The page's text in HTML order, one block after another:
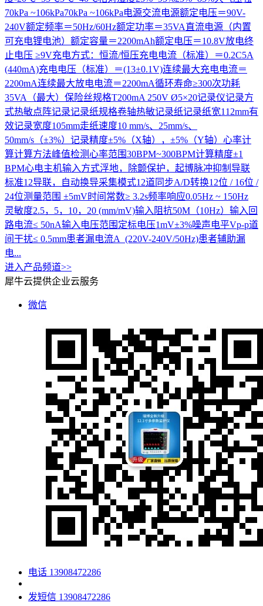
70kPa ~106kPa70kPa ~106kPa电源交流电源额定电压＝90V-
240V额定频率＝50Hz/60Hz额定功率＝35VA直流电源（内置
可充电锂电池）额定容量＝2200mAh额定电压＝10.8V放电终
止电压 ≥9V充电方式：恒流/恒压充电电流（标准）＝0.2C5A
(440mA)充电电压（标准）＝(13±0.1V)连续最大充电电流＝
2200mA连续最大放电电流＝2200mA循环寿命≥300次功耗
35VA（最大）保险丝规格T200mA 250V Ø5×20记录仪记录方
式热敏点阵记录记录纸规格卷轴热敏记录纸记录纸宽112mm有
效记录宽度105mm走纸速度10 mm/s、25mm/s、
50mm/s（±3%）记录精度±5%（X轴），±5%（Y轴）心率计
算计算方法峰值检测心率范围30BPM~300BPM计算精度±1
BPM心电主机输入方式浮地，除颤保护，起博脉冲抑制导联
标准12导联，自动换导采集模式12道同步A/D转换12位 / 16位 /
24位测量范围 ±5mV时间常数≥ 3.2s频率响应0.05Hz ~ 150Hz
灵敏度2.5，5，10，20 (mm/mV)输入阻抗50M（10Hz）输入回
路电流≤ 50nA输入电压范围定标电压1mV±3%噪声电平Vp-p道
间干扰≤ 0.5mm患者漏电流A (220V-240V/50Hz)患者辅助漏
电...
进入产品频道>>
犀牛云提供企业云服务
微信
电话 13908472286
发短信 13908472286